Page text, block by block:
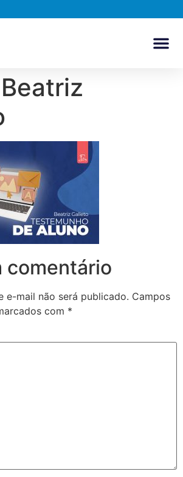
comentário
e-mail não será publicado. Campos
com *